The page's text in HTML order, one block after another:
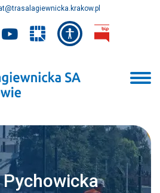
Pychowicka